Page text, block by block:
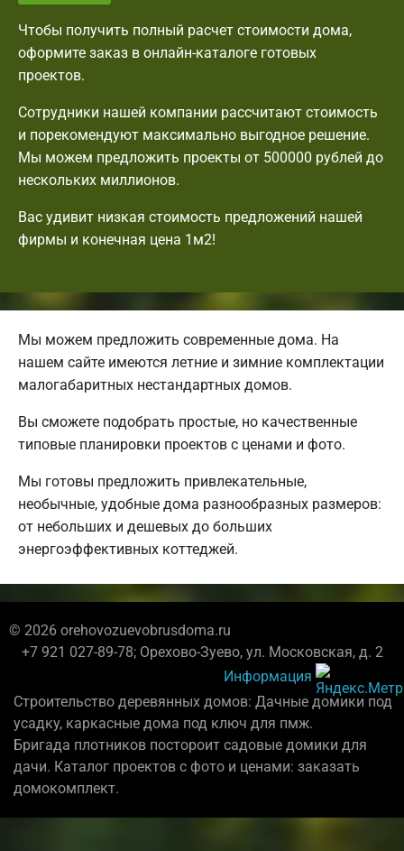
Чтобы получить полный расчет стоимости дома,
оформите заказ в онлайн-каталоге готовых
проектов.
Сотрудники нашей компании рассчитают стоимость
и порекомендуют максимально выгодное решение.
Мы можем предложить проекты от 500000 рублей до
нескольких миллионов.
Вас удивит низкая стоимость предложений нашей
фирмы и конечная цена 1м2!
Мы можем предложить современные дома. На
нашем сайте имеются летние и зимние комплектации
малогабаритных нестандартных домов.
Вы сможете подобрать простые, но качественные
типовые планировки проектов с ценами и фото.
Мы готовы предложить привлекательные,
необычные, удобные дома разнообразных размеров:
от небольших и дешевых до больших
энергоэффективных коттеджей.
© 2026 orehovozuevobrusdoma.ru
+7 921 027-89-78; Орехово-Зуево, ул. Московская, д. 2
Информация
Строительство деревянных домов: Дачные домики под
усадку, каркасные дома под ключ для пмж.
Бригада плотников постороит садовые домики для
дачи. Каталог проектов с фото и ценами: заказать
домокомплект.